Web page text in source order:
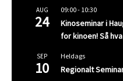
AUG
24
09:00- 10:30
Kinoseminar i
for kinoen! Så
SEP
10
Heldags
Regionalt